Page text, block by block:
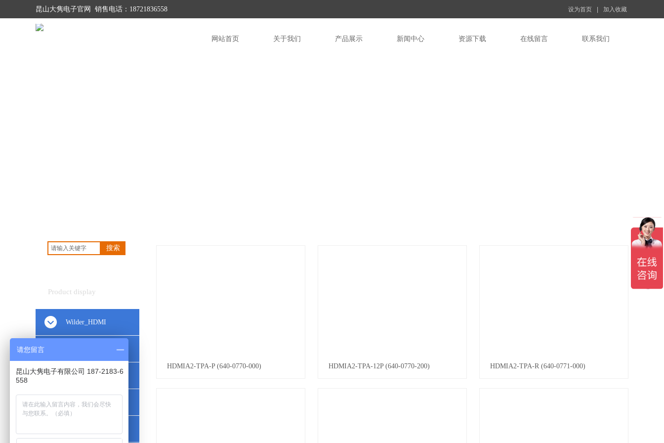
设为首页 加入收藏
昆山大隽电子官网 销售电话：18721836558
网站首页 关于我们 产品展示 新闻中心 资源下载 在线留言 联系我们
Product display
搜索
HDMIA2-TPA-P (640-0770-000) HDMIA2-TPA-12P (640-0770-200) HDMIA2-TPA-R (640-0771-000)
Wilder_HDMI
Wilder_DisplayPort
Wilder_PCIe
请您留言
昆山大隽电子有限公司 187-2183-6
558